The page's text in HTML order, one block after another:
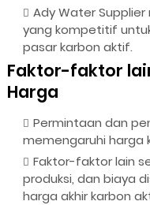
Ady Water
yang kompetitif
pasar karbon aktif.
Faktor-faktor
Harga
Permintaan dan
memengaruhi harga
Faktor-faktor lain
produksi, dan biaya
harga akhir karbon